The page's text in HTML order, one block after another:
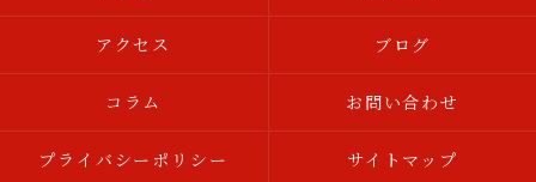
アクセス ブログ
コラム お問い合わせ
プライバシーポリシー サイトマップ